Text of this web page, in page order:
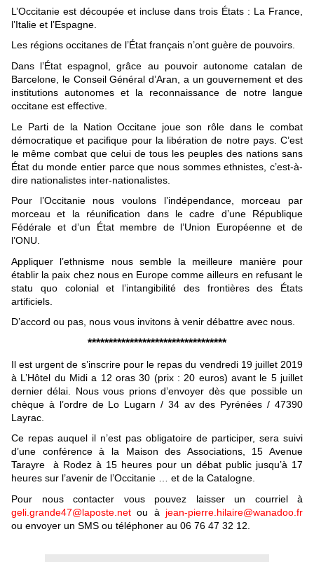
L’Occitanie est découpée et incluse dans trois États : La France,
l’Italie et l’Espagne.
Les régions occitanes de l’État français n’ont guère de pouvoirs.
Dans l’État espagnol, grâce au pouvoir autonome catalan de
Barcelone, le Conseil Général d’Aran, a un gouvernement et des
institutions autonomes et la reconnaissance de notre langue
occitane est effective.
Le Parti de la Nation Occitane joue son rôle dans le combat
démocratique et pacifique pour la libération de notre pays. C’est
le même combat que celui de tous les peuples des nations sans
État du monde entier parce que nous sommes ethnistes, c’est-à-
dire nationalistes inter-nationalistes.
Pour l’Occitanie nous voulons l’indépendance, morceau par
morceau et la réunification dans le cadre d’une République
Fédérale et d’un État membre de l’Union Européenne et de
l’ONU.
Appliquer l’ethnisme nous semble la meilleure manière pour
établir la paix chez nous en Europe comme ailleurs en refusant le
statu quo colonial et l’intangibilité des frontières des États
artificiels.
D’accord ou pas, nous vous invitons à venir débattre avec nous.
*********************************
Il est urgent de s’inscrire pour le repas du vendredi 19 juillet 2019
à L’Hôtel du Midi a 12 oras 30 (prix : 20 euros) avant le 5 juillet
dernier délai. Nous vous prions d’envoyer dès que possible un
chèque à l’ordre de Lo Lugarn / 34 av des Pyrénées / 47390
Layrac.
Ce repas auquel il n’est pas obligatoire de participer, sera suivi
d’une conférence à la Maison des Associations, 15 Avenue
Tarayre à Rodez à 15 heures pour un débat public jusqu’à 17
heures sur l’avenir de l’Occitanie … et de la Catalogne.
Pour nous contacter vous pouvez laisser un courriel à
geli.grande47@laposte.net ou à jean-pierre.hilaire@wanadoo.fr
ou envoyer un SMS ou téléphoner au 06 76 47 32 12.